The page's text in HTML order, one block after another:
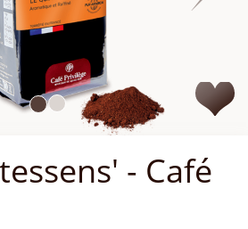
- Café